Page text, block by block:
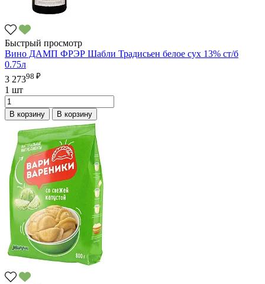
Быстрый просмотр
Вино ДАМП ФРЭР Шабли Традисьен белое сух 13% ст/б
0.75л
3 27398 ₽
1 шт
В корзину В корзину